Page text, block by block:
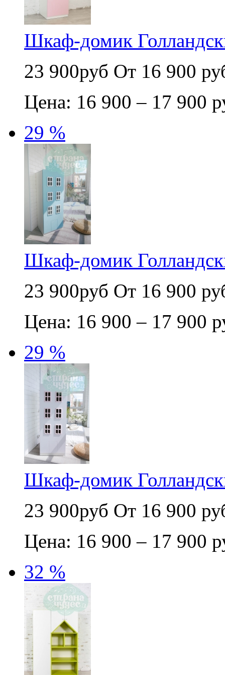
Шкаф-домик
23 900руб От 16 900
Цена: 16 900 – 17 900
29 %
Шкаф-домик
23 900руб От 16 900
Цена: 16 900 – 17 900
29 %
Шкаф-домик
23 900руб От 16 900
Цена: 16 900 – 17 900
32 %